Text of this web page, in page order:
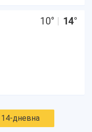
10° | 14°
14-дневна